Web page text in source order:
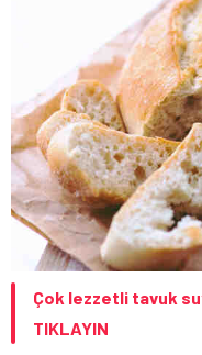
Çok lezzetli tavuk
TIKLAYIN